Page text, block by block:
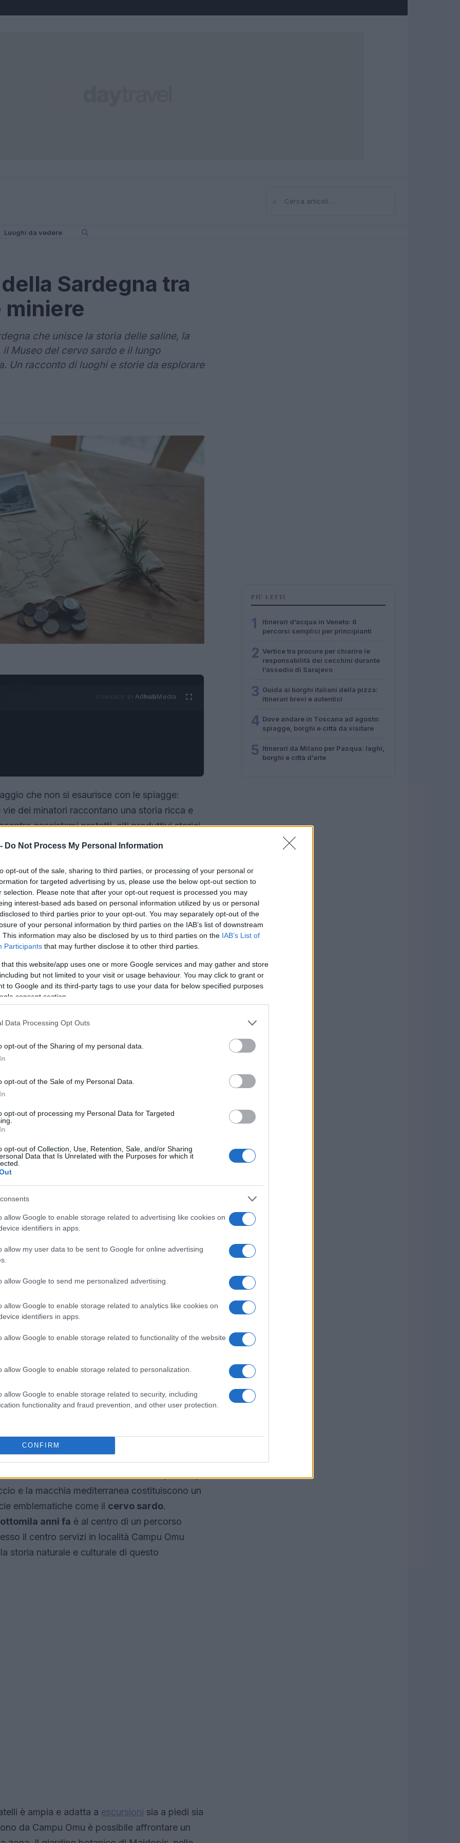
Do Not Process My Personal Information
opt-out of the sale, sharing to third parties, or processing of your personal or
for targeted advertising by us, please use the below opt-out section to
selection. Please note that after your opt-out request is processed you may
interest-based ads based on personal information utilized by us or personal
to third parties prior to your opt-out. You may separately opt-out of the
of your personal information by third parties on the IAB’s list of downstream
This information may also be disclosed by us to third parties on the IAB’s List of
Participants that may further disclose it to other third parties.
that this website/app uses one or more Google services and may gather and store
but not limited to your visit or usage behaviour. You may click to grant or
to Google and its third-party tags to use your data for below specified purposes
consent section.
Data Processing Opt Outs
opt-out of the Sharing of my personal data.
opt-out of the Sale of my Personal Data.
opt-out of processing my Personal Data for Targeted
opt-out of Collection, Use, Retention, Sale, and/or Sharing
Data that Is Unrelated with the Purposes for which it
allow Google to enable storage related to advertising like cookies on
identifiers in apps.
allow my user data to be sent to Google for online advertising
allow Google to send me personalized advertising.
allow Google to enable storage related to analytics like cookies on
identifiers in apps.
allow Google to enable storage related to functionality of the website
allow Google to enable storage related to personalization.
allow Google to enable storage related to security, including
functionality and fraud prevention, and other user protection.
CONFIRM
Cerca
Luoghi da vedere
Sardegna tra
miniere
che unisce la storia delle saline, la
Museo del cervo sardo e il lungo
Un racconto di luoghi e storie da esplorare
AdhubMedia
che non si esaurisce con le spiagge:
dei minatori raccontano una storia ricca e
ecosistemi protetti, siti produttivi storici
itinerario escursionistico che attraversa
articolo propone una mappa di luoghi e
con occhi diversi, valorizzandopatrimonio
locale.
Regionale Molentargius e
l’economia e il paesaggio intorno a Cagliari.
si estraeva il sale si è sviluppato il
una ricca avifauna. Sempre nello stesso
Vecchi nello
stagno di Santa Gilla
industriale e culturale: recuperate e
bonifica e sviluppo avviato alla
fine degli
con le caratteristiche montagne di sale, le
produttiva dell’area.
o seguire i percorsi delle saline significa
ricco dal punto di vista ornitologico.
e in bicicletta, e percorsi guidati per
del sito sia la lunga vicenda legata
in complessi produttivi.
e il Museo del
del Sarrabus ospita laForesta
che si estende nei territori di Sinnai, Burcei,
e la macchia mediterranea costituiscono un
emblematiche come il cervo sardo.
ottomila anni fa è al centro di un percorso
il centro servizi in località Campu Omu
storia naturale e culturale di questo
è ampia e adatta a escursioni sia a piedi sia
da Campu Omu è possibile affrontare un
PIÙ LETTI
1
Itinerari d’acqua in Veneto: 8
percorsi semplici per principianti
2 Vertice tra procure per chiarire le
responsabilità dei cecchini durante
l’assedio di Sarajevo
3 Guida ai borghi italiani della pizza:
itinerari brevi e autentici
4 Dove andare in Toscana ad agosto:
spiagge, borghi e città da visitare
5 Itinerari da Milano per Pasqua: laghi,
borghi e città d’arte